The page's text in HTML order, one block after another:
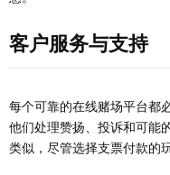
客户服务与支持
每个可靠的在线赌场平台都
他们处理赞扬、投诉和可能
类似，尽管选择支票付款的